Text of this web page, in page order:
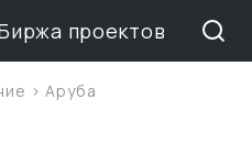
проектов
>Аруба